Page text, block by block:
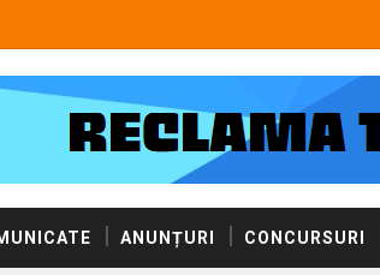
ANUNȚURI CONCURSURI